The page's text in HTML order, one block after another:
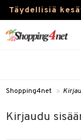
Täydellisiä
Piilolinssit
Luontaistuotteet
Shopping4net »
Kirjaudu
sisään